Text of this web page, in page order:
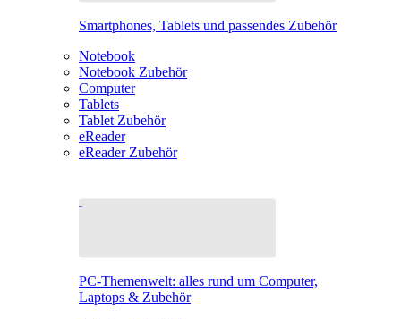
Smartphones, Tablets und passendes Zubehör
Notebook
Notebook Zubehör
Computer
Tablets
Tablet Zubehör
eReader
eReader Zubehör
PC-Themenwelt: alles rund um Computer,
Laptops & Zubehör